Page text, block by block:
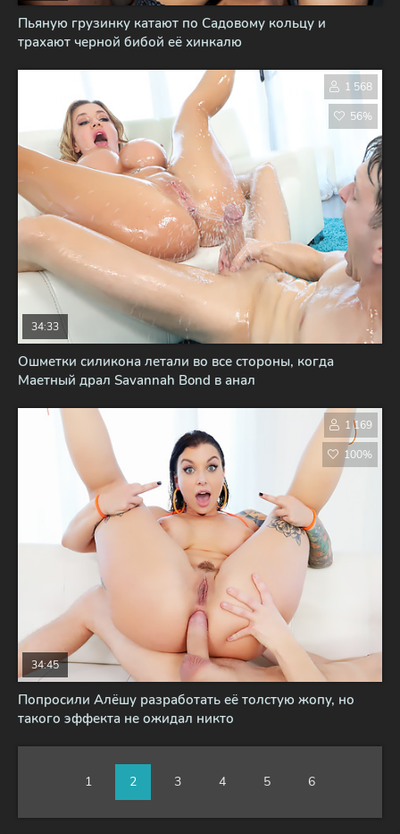
Пьяную грузинку катают по Садовому кольцу и
трахают черной бибой её хинкалю
Ошметки силикона летали во все стороны, когда
Маетный драл Savannah Bond в анал
34:33
1 568
56%
Попросили Алёшу разработать её толстую жопу, но
такого эффекта не ожидал никто
34:45
1 169
100%
1 2 3 4 5 6